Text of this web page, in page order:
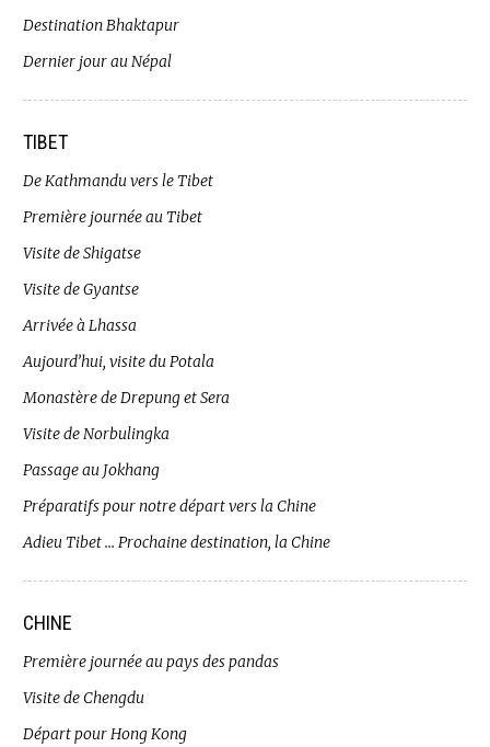
Destination Bhaktapur
Dernier jour au Népal
TIBET
De Kathmandu vers le Tibet
Première journée au Tibet
Visite de Shigatse
Visite de Gyantse
Arrivée à Lhassa
Aujourd’hui, visite du Potala
Monastère de Drepung et Sera
Visite de Norbulingka
Passage au Jokhang
Préparatifs pour notre départ vers la Chine
Adieu Tibet … Prochaine destination, la Chine
CHINE
Première journée au pays des pandas
Visite de Chengdu
Départ pour Hong Kong